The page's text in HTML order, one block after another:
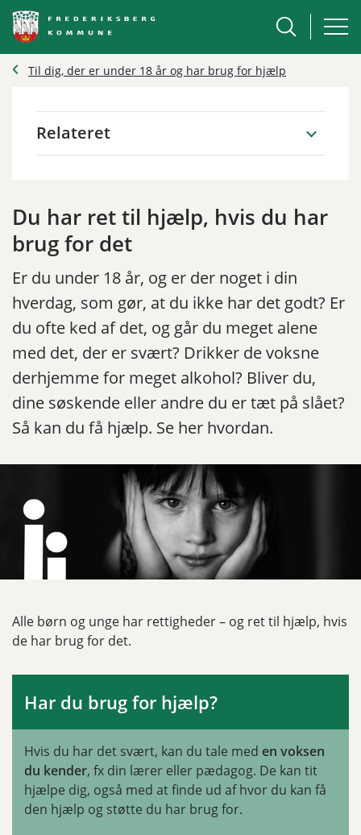
Til dig, der er under 18 år og har brug for hjælp
Relateret
Du har ret til hjælp, hvis du har
brug for det
Er du under 18 år, og er der noget i din
hverdag, som gør, at du ikke har det godt? Er
du ofte ked af det, og går du meget alene
med det, der er svært? Drikker de voksne
derhjemme for meget alkohol? Bliver du,
dine søskende eller andre du er tæt på slået?
Så kan du få hjælp. Se her hvordan.
Alle børn og unge har rettigheder – og ret til hjælp, hvis
de har brug for det.
Har du brug for hjælp?
Hvis du har det svært, kan du tale med en voksen
du kender, fx din lærer eller pædagog. De kan tit
hjælpe dig, også med at finde ud af hvor du kan få
den hjælp og støtte du har brug for.